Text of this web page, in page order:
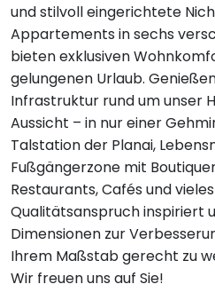
und stilvoll eingerichtete
Appartements in sechs
bieten exklusiven
gelungenen Urlaub.
Infrastruktur rund um unser
Aussicht – in nur einer
Talstation der Planai,
Fußgängerzone mit
Restaurants, Cafés und
Qualitätsanspruch inspiriert
Dimensionen zur
Ihrem Maßstab gerecht zu
Wir freuen uns auf Sie!